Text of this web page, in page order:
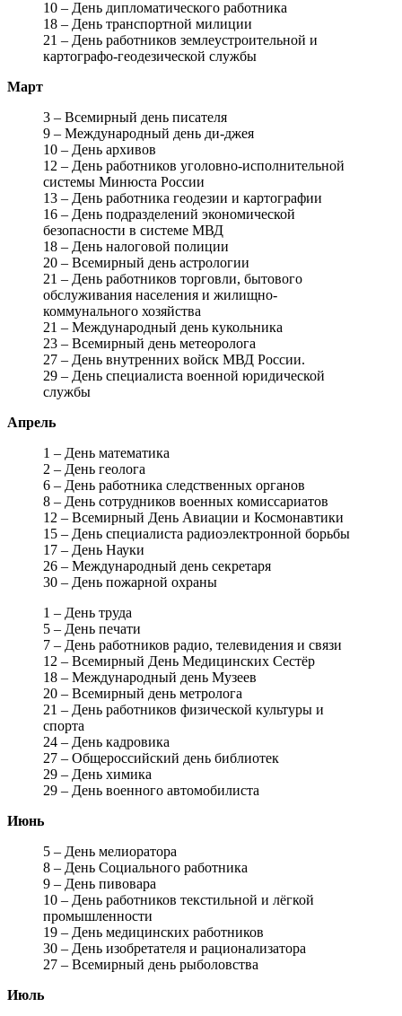
10 – День дипломатического работника
18 – День транспортной милиции
21 – День работников землеустроительной и
картографо-геодезической службы
Март
3 – Всемирный день писателя
9 – Международный день ди-джея
10 – День архивов
12 – День работников уголовно-исполнительной
системы Минюста России
13 – День работника геодезии и картографии
16 – День подразделений экономической
безопасности в системе МВД
18 – День налоговой полиции
20 – Всемирный день астрологии
21 – День работников торговли, бытового
обслуживания населения и жилищно-
коммунального хозяйства
21 – Международный день кукольника
23 – Всемирный день метеоролога
27 – День внутренних войск МВД России.
29 – День специалиста военной юридической
службы
Апрель
1 – День математика
2 – День геолога
6 – День работника следственных органов
8 – День сотрудников военных комиссариатов
12 – Всемирный День Авиации и Космонавтики
15 – День специалиста радиоэлектронной борьбы
17 – День Науки
26 – Международный день секретаря
30 – День пожарной охраны
1 – День труда
5 – День печати
7 – День работников радио, телевидения и связи
12 – Всемирный День Медицинских Сестёр
18 – Международный день Музеев
20 – Всемирный день метролога
21 – День работников физической культуры и
спорта
24 – День кадровика
27 – Общероссийский день библиотек
29 – День химика
29 – День военного автомобилиста
Июнь
5 – День мелиоратора
8 – День Социального работника
9 – День пивовара
10 – День работников текстильной и лёгкой
промышленности
19 – День медицинских работников
30 – День изобретателя и рационализатора
27 – Всемирный день рыболовства
Июль